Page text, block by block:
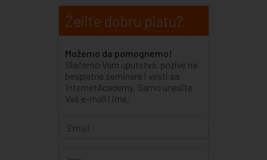
Želite dobru platu?
Možemo da pomognemo!
Slaćemo Vam uputstva, pozive na
besplatne seminare i vesti sa
InternetAcademy. Samo unesite
Vaš e-mail i ime.